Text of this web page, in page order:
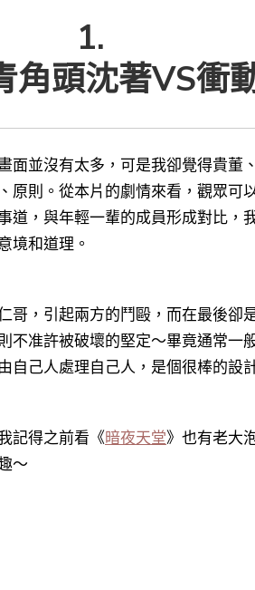
1.
角頭沈著VS衝
面並沒有太多，可是我卻覺得貴董
原則。從本片的劇情來看，觀眾可
道，與年輕一輩的成員形成對比，
境和道理。
哥，引起兩方的鬥毆，而在最後卻
不准許被破壞的堅定～畢竟通常一
自己人處理自己人，是個很棒的設
記得之前看《暗夜天堂》也有老大
～